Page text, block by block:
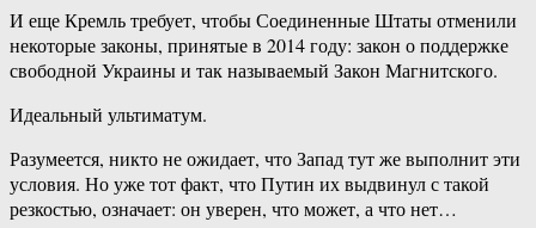
И еще Кремль требует, чтобы Соединенные Штаты отменили
некоторые законы, принятые в 2014 году: закон о поддержке
свободной Украины и так называемый Закон Магнитского.
Идеальный ультиматум.
Разумеется, никто не ожидает, что Запад тут же выполнит эти
условия. Но уже тот факт, что Путин их выдвинул с такой
резкостью, означает: он уверен, что может, а что нет…